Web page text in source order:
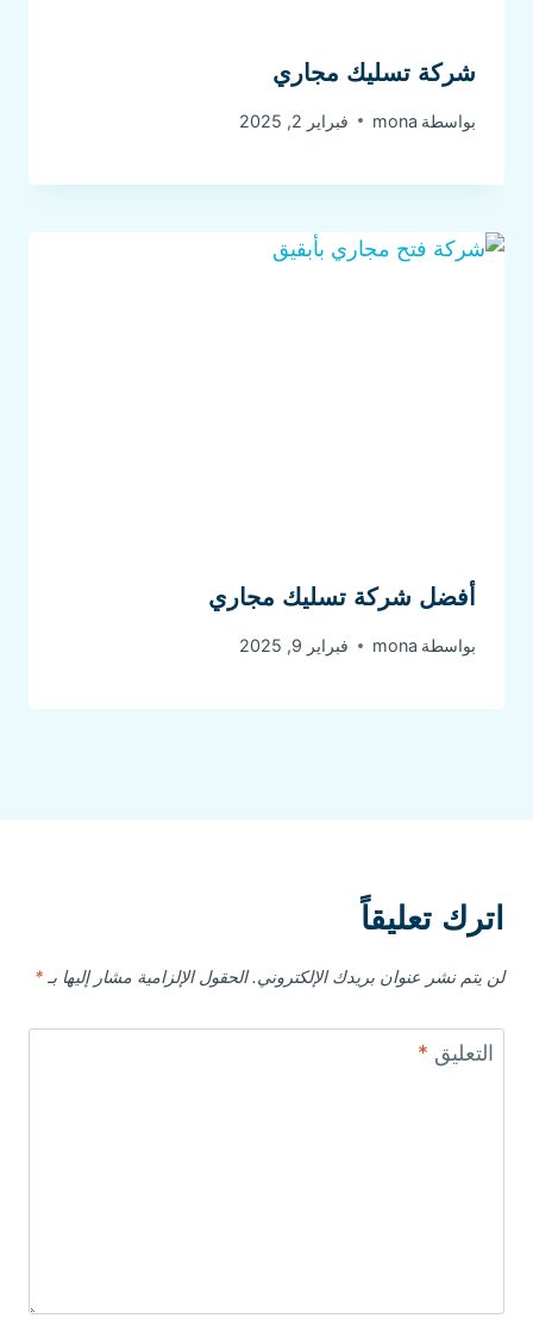
شركة تسليك مجاري
بواسطة mona فبراير 2, 2025
أفضل شركة تسليك مجاري
بواسطة mona فبراير 9, 2025
اترك تعليقاً
لن يتم نشر عنوان بريدك الإلكتروني. الحقول الإلزامية مشار إليها بـ *
التعليق *